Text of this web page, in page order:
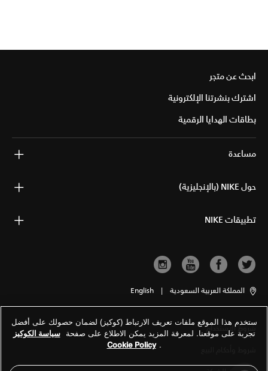
ابحث عن متجر
اشترك بنشرتنا الإلكترونية
بطاقات الهدايا الرقمية
مساعدة
حول NIKE (بالإنجليزية)
تطبيقات NIKE
المملكة العربية السعودية |
English
شروط الاستخدام
ستخدم هذا الموقع ملفات تعريف الارتباط (كوكيز) لضمان حصولك على أفضل
تجربة على موقعنا. لمعرفة المزيد يمكن الاطلاع على صفحة سياسة الكوكيز
.
Cookie Policy